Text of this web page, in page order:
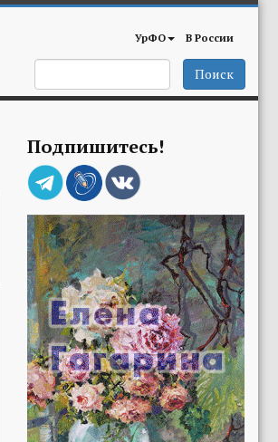
УрФО В России
Поиск
Подпишитесь!